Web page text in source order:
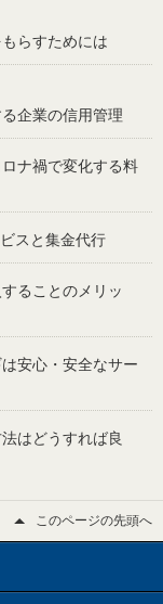
らすためには
企業の信用管理
ナ禍で変化する料
スと集金代行
ることのメリッ
安心・安全なサー
はどうすれば良
このページの先頭へ